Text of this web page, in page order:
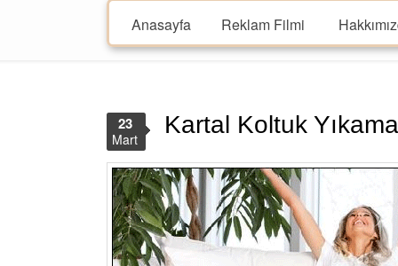
Anasayfa Reklam Filmi
Kartal Koltuk
23
Mart